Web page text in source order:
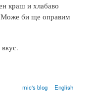
краш и хлабаво
Може би ще оправим
mic's blog English